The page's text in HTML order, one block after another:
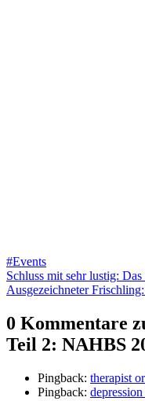
#Events
Schluss mit sehr lustig:
Ausgezeichneter
0 Kommentare
Teil 2: NAHBS
Pingback: therapist
Pingback: